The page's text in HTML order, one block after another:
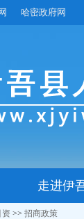
哈密政府网
走进伊
资 >> 招商政策